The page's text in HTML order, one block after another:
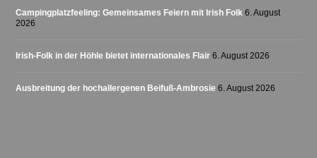
Campingplatzfeeling: Gemeinsames Feiern mit Irish Folk 6. August
2026
Irish-Folk in der Höhle bietet internationales Flair 6. August 2026
Ausbreitung der hochallergenen Beifuß-Ambrosie 6. August 2026